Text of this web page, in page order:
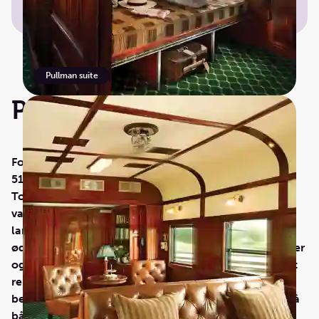
Pullman suite
Pretoria - Cape Town
For mange besøkende til Sør-Afrika er den populære
51-timer lange togreisen mellom Pretoria og Cape
Town den perfekte måten å få en smakebit av det
vakre og kontrastfylte landet. Den 1600 kilometer
lange reisen går fra gresslettene i Highveld, gjennom
ødemarken i Great Karoo, forbi majestetiske fjellkjeder
og til frodige vinmarker nær kysten. Start eller avslutt
reisen i Cape Town – kjent for sin skjønnhet og vakre
beliggenhet ved foten av mektige Table Mountain. På
både nord- og sørgående rute stopper toget i